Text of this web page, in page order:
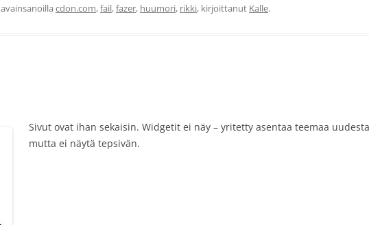
avainsanoilla cdon.com,fail,fazer, huumori, rikki, kirjoittanut Kalle.
Sivut ovat ihan sekaisin. Widgetit ei näy – yritetty asentaa teemaa
mutta ei näytä tepsivän.